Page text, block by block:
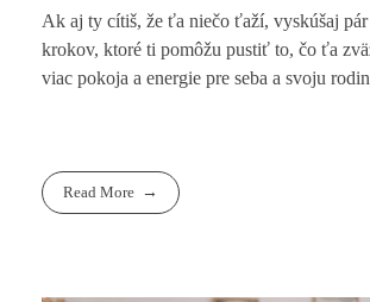
Ak aj ty cítiš, že ťa niečo ťaží, vyskúšaj
krokov, ktoré ti pomôžu pustiť to, čo ťa
viac pokoja a energie pre seba a svoju
Read More